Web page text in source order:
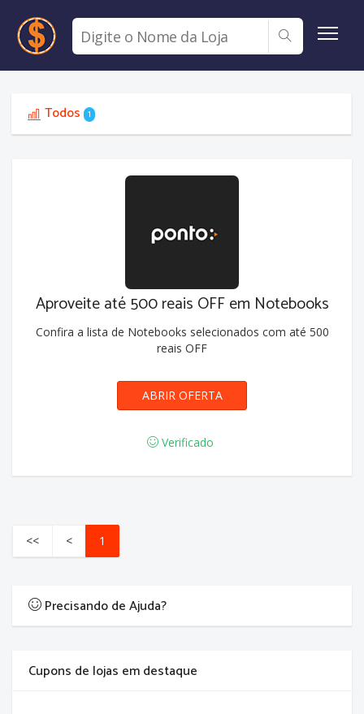
Todos 1
Aproveite até 500 reais OFF em Notebooks
Confira a lista de Notebooks selecionados com até 500
reais OFF
ABRIR OFERTA
Verificado
<< < 1
Precisando de Ajuda?
Cupons de lojas em destaque